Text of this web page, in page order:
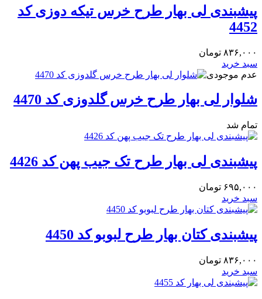
پیشبندی لی بهار طرح خرس تیکه دوزی کد
4452
۸۳۶,۰۰۰ تومان
سبد خرید
عدم موجودی
شلوار لی بهار طرح خرس گلدوزی کد 4470
تمام شد
پیشبندی لی بهار طرح تک جیب پهن کد 4426
۶۹۵,۰۰۰ تومان
سبد خرید
پیشبندی کتان بهار طرح لبوبو کد 4450
۸۳۶,۰۰۰ تومان
سبد خرید